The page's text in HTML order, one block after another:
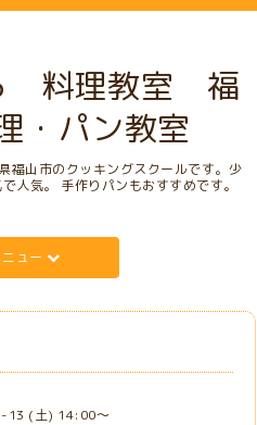
料理教室 福
・パン教室
山市のクッキングスクールです。少
人気。 手作りパンもおすすめです。
ニュー
13 (土) 14:00～